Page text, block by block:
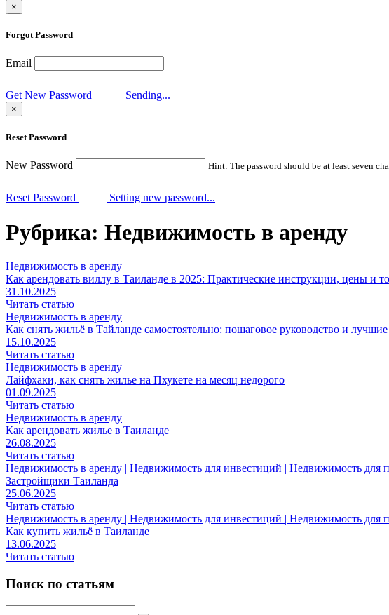
×
Forgot Password
Email
Get New Password Sending...
×
Reset Password
New Password Hint: The password should be at least seven
Reset Password Setting new password...
Рубрика: Недвижимость в аренду
Недвижимость в аренду
Как арендовать виллу в Таиланде в 2025: Практические инструкции, цены и
31.10.2025
Читать статью
Недвижимость в аренду
Как снять жильё в Тайланде самостоятельно: пошаговое руководство и
15.10.2025
Читать статью
Недвижимость в аренду
Лайфхаки, как снять жилье на Пхукете на месяц недорого
01.09.2025
Читать статью
Недвижимость в аренду
Как арендовать жилье в Таиланде
26.08.2025
Читать статью
Недвижимость в аренду | Недвижимость для инвестиций | Недвижимость для
Застройщики Таиланда
25.06.2025
Читать статью
Недвижимость в аренду | Недвижимость для инвестиций | Недвижимость для
Как купить жильё в Таиланде
13.06.2025
Читать статью
Поиск по статьям